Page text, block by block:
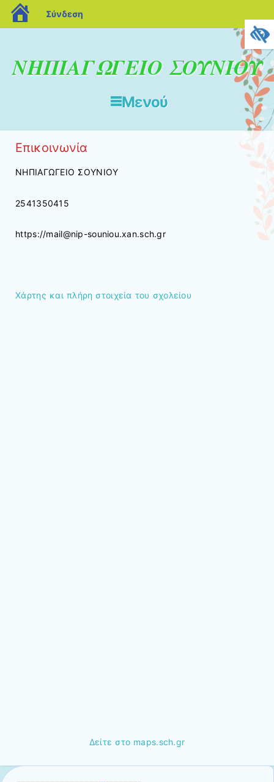
ΝΗΠΙΑΓΩΓΕΙΟ ΣΟΥΝΙΟΥ
Μενού
Επικοινωνία
ΝΗΠΙΑΓΩΓΕΙΟ ΣΟΥΝΙΟΥ
2541350415
https://mail@nip-souniou.xan.sch.gr
Χάρτης και πλήρη στοιχεία του σχολείου
Δείτε στο maps.sch.gr
blogs.sch.gr
Σύνδεση